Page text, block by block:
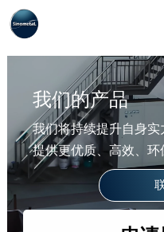
我们的产品
我们将持续提升自身
提供更优质、高效、环